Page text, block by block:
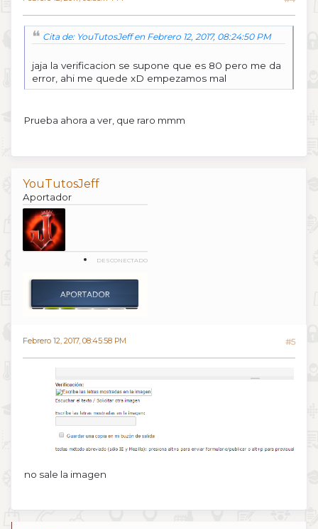
Cita de: YouTutosJeff en Febrero 12, 2017, 08:24:50 PM
jaja la verificacion se supone que es 80 pero me da
error, ahi me quede xD empezamos mal
Prueba ahora a ver, que raro mmm
YouTutosJeff
Aportador
DESCONECTADO
Febrero 12, 2017, 08:45:58 PM #5
no sale la imagen